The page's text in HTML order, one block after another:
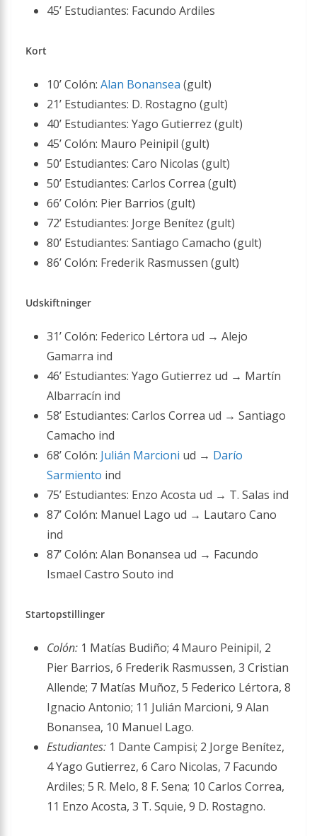
45’ Estudiantes: Facundo Ardiles
Kort
10’ Colón: Alan Bonansea (gult)
21’ Estudiantes: D. Rostagno (gult)
40’ Estudiantes: Yago Gutierrez (gult)
45’ Colón: Mauro Peinipil (gult)
50’ Estudiantes: Caro Nicolas (gult)
50’ Estudiantes: Carlos Correa (gult)
66’ Colón: Pier Barrios (gult)
72’ Estudiantes: Jorge Benítez (gult)
80’ Estudiantes: Santiago Camacho (gult)
86’ Colón: Frederik Rasmussen (gult)
Udskiftninger
31’ Colón: Federico Lértora ud → Alejo
Gamarra ind
46’ Estudiantes: Yago Gutierrez ud → Martín
Albarracín ind
58’ Estudiantes: Carlos Correa ud → Santiago
Camacho ind
68’ Colón: Julián Marcioni ud → Darío
Sarmiento ind
75’ Estudiantes: Enzo Acosta ud → T. Salas ind
87’ Colón: Manuel Lago ud → Lautaro Cano
ind
87’ Colón: Alan Bonansea ud → Facundo
Ismael Castro Souto ind
Startopstillinger
Colón: 1 Matías Budiño; 4 Mauro Peinipil, 2
Pier Barrios, 6 Frederik Rasmussen, 3 Cristian
Allende; 7 Matías Muñoz, 5 Federico Lértora, 8
Ignacio Antonio; 11 Julián Marcioni, 9 Alan
Bonansea, 10 Manuel Lago.
Estudiantes: 1 Dante Campisi; 2 Jorge Benítez,
4 Yago Gutierrez, 6 Caro Nicolas, 7 Facundo
Ardiles; 5 R. Melo, 8 F. Sena; 10 Carlos Correa,
11 Enzo Acosta, 3 T. Squie, 9 D. Rostagno.